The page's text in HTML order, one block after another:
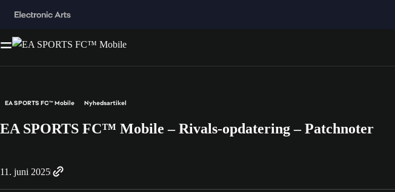
EA SPORTS FC™ Mobile Nyhedsartikel
EA SPORTS FC™ Mobile – Rivals-opdatering – Patchnoter
11. juni 2025